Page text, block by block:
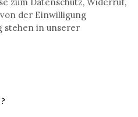
der Einwilligung
stehen in unserer